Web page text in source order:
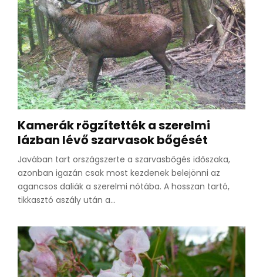
Kamerák rögzítették a szerelmi
lázban lévő szarvasok bőgését
Javában tart országszerte a szarvasbőgés időszaka,
azonban igazán csak most kezdenek belejönni az
agancsos daliák a szerelmi nótába. A hosszan tartó,
tikkasztó aszály után a...